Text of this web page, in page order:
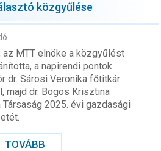
közgyűlése
MTT elnöke a közgyűlést
a napirendi pontok
dr. Sárosi Veronika főtitkár
majd dr. Bogos Krisztina
2025. évi gazdasági
TOVÁBB